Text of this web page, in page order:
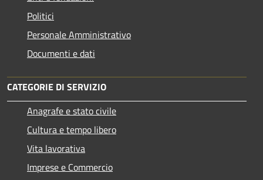
Politici
Personale Amministrativo
Documenti e dati
CATEGORIE DI SERVIZIO
Anagrafe e stato civile
Cultura e tempo libero
Vita lavorativa
Imprese e Commercio